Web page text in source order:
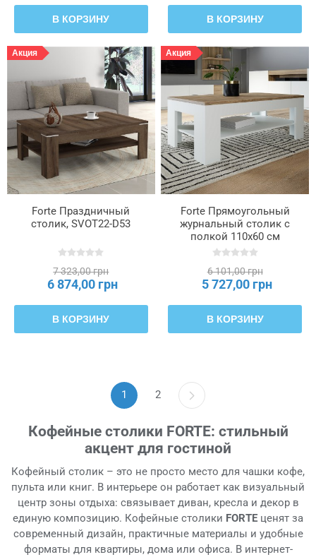
В КОРЗИНУ В КОРЗИНУ
Акция
Forte Праздничный
столик, SVOT22-D53
7 323,00 грн
6 874,00 грн
В КОРЗИНУ
Акция
Forte Прямоугольный
журнальный столик с
полкой 110x60 см
Lewisville Secret Grey/Дуб
6 101,00 грн
5 727,00 грн
В КОРЗИНУ
1 2
Кофейные столики FORTE: стильный
акцент для гостиной
Кофейный столик – это не просто место для чашки кофе,
пульта или книг. В интерьере он работает как визуальный
центр зоны отдыха: связывает диван, кресла и декор в
единую композицию. Кофейные столики FORTE ценят за
современный дизайн, практичные материалы и удобные
форматы для квартиры, дома или офиса. В интернет-